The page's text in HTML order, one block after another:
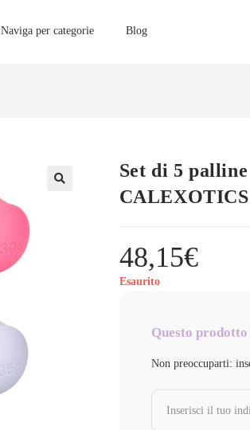
Naviga per categorie Blog
Set di 5
CALEXOTICS
48,15€
Esaurito
Questo
Non preoccuparti: